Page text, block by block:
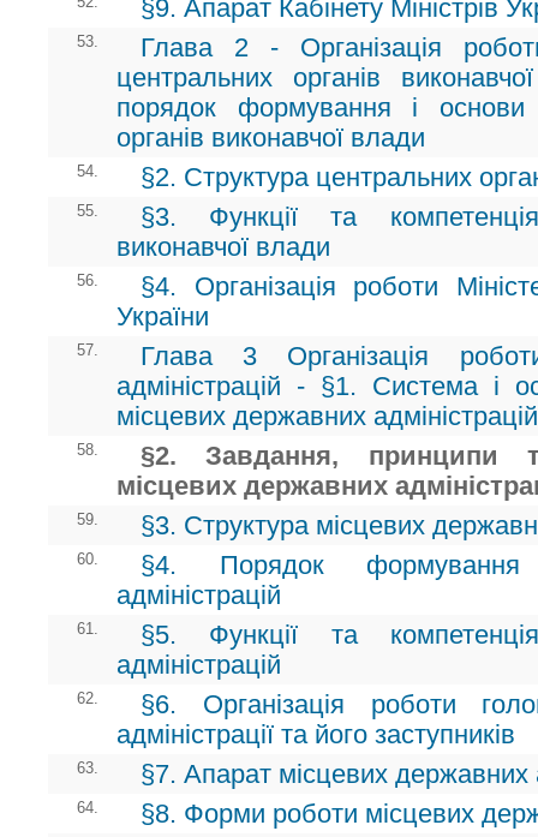
§9. Апарат Кабінету Міністрів
53.
Глава 2 - Організація
центральних органів
порядок формування і основи
органів виконавчої влади
54. §2. Структура центральних
55.
§3. Функції та
виконавчої влади
56.
§4. Організація роботи
України
57.
Глава 3 Організація
адміністрацій - §1. Система і
місцевих державних адміністрацій
58.
§2. Завдання, принципи
місцевих державних
59. §3. Структура місцевих
60.
§4. Порядок формування
адміністрацій
61.
§5. Функції та
адміністрацій
62.
§6. Організація роботи
адміністрації та його заступників
63. §7. Апарат місцевих державних
64. §8. Форми роботи місцевих